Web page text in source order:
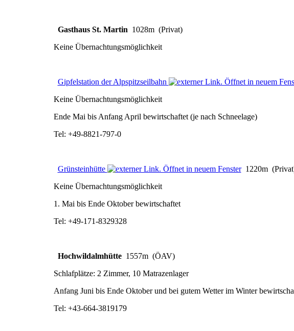
Gasthaus St. Martin 1028m (Privat)
Keine Übernachtungsmöglichkeit
Gipfelstation der Alpspitzseilbahn
Keine Übernachtungsmöglichkeit
Ende Mai bis Anfang April bewirtschaftet (je nach Schneelage)
Tel: +49-8821-797-0
Grünsteinhütte
1220m
Keine Übernachtungsmöglichkeit
1. Mai bis Ende Oktober bewirtschaftet
Tel: +49-171-8329328
Hochwildalmhütte1557m (ÖAV)
Schlafplätze: 2 Zimmer, 10 Matrazenlager
Anfang Juni bis Ende Oktober und bei gutem Wetter im Winter
Tel: +43-664-3819179